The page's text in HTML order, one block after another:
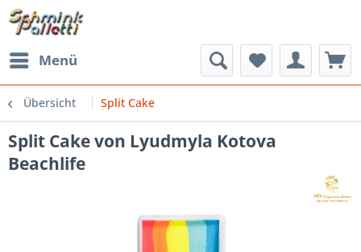
Menü
Übersicht Split Cake
Split Cake von Lyudmyla Kotova
Beachlife